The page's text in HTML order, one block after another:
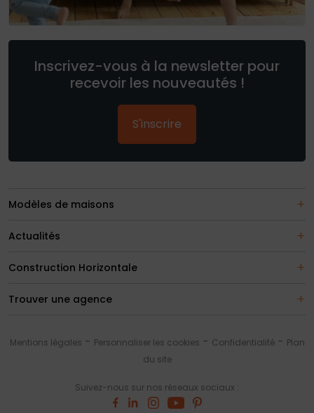
Inscrivez-vous à la newsletter pour
recevoir les nouveautés !
S'inscrire
Modèles de maisons
Actualités
Construction Horizontale
Trouver une agence
Suivez-nous sur nos réseaux sociaux :
Mentions légales Personnaliser les cookies Confidentialité
Plan
du site